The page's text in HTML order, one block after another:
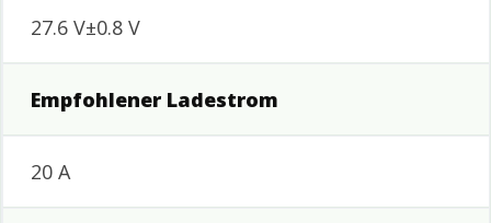
27.6 V±0.8 V
Empfohlener Ladestrom
20 A